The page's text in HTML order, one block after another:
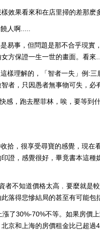
效果看來和在店里掃的差那麽
人啊.....
易事，但問題是那不合乎現實
方保證一生一世的畫面。看來
樣理解的，「智者一失」例:
者，只因愚者無事物可失，必
感，跑去壓菲林，唉，要等到
拾，很享受尋寶的感覺，現在
證，感覺很好，畢竟書本這種
者不知道價格太高﹐要麼就是
落得悲慘結局的甚至有可能包
了30%-70%不等。如果房價
京和上海的房價租金比已超